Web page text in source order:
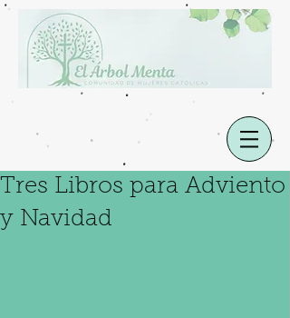
Tres Libros para Adviento
y Navidad